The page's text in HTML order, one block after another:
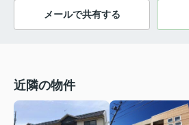
メールで共有する
近隣の物件